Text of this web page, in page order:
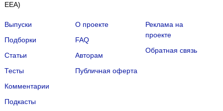
EEA)
Выпуски
Подборки
Статьи
Тесты
Комментарии
Подкасты
О проекте
FAQ
Авторам
Публичная оферта
Реклама на
проекте
Обратная связь